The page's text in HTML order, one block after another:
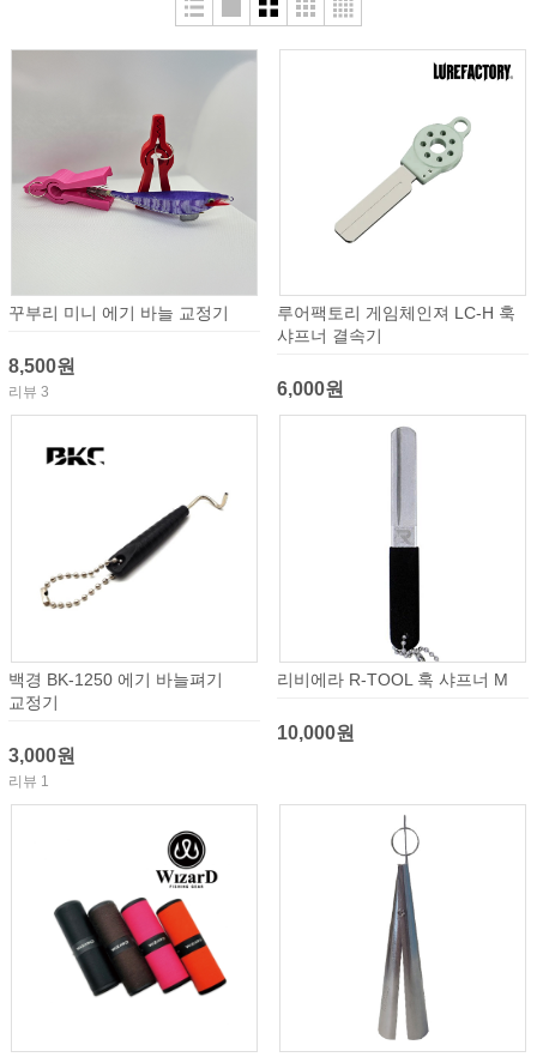
꾸부리 미니 에기 바늘 교정기
8,500원
리뷰 3
루어팩토리 게임체인져 LC-H 훅
샤프너 결속기
6,000원
백경 BK-1250 에기 바늘펴기
교정기
3,000원
리뷰 1
리비에라 R-TOOL 훅 샤프너 M
10,000원